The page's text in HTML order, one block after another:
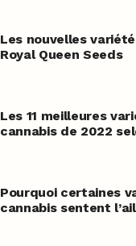
Les nouvelles
Royal Queen Seeds
Les 11 meilleures
cannabis de 2022
Pourquoi certaines
cannabis sentent